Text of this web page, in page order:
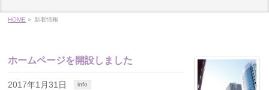
HOME » 新着情報
ホームページを開設しました
2017年1月31日 info